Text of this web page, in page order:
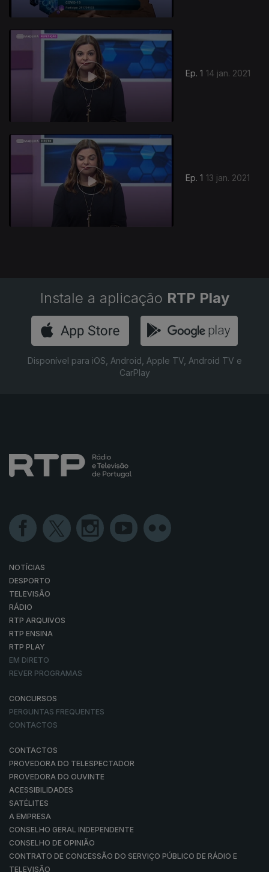
Ep. 1 14 jan. 2021
Ep. 1 13 jan. 2021
517752
Instale a aplicação RTP Play
Disponível para iOS, Android, Apple TV, Android TV e
CarPlay
NOTÍCIAS
DESPORTO
TELEVISÃO
RÁDIO
RTP ARQUIVOS
RTP ENSINA
RTP PLAY
EM DIRETO
REVER PROGRAMAS
CONCURSOS
PERGUNTAS FREQUENTES
CONTACTOS
CONTACTOS
PROVEDORA DO TELESPECTADOR
PROVEDORA DO OUVINTE
ACESSIBILIDADES
SATÉLITES
A EMPRESA
CONSELHO GERAL INDEPENDENTE
CONSELHO DE OPINIÃO
CONTRATO DE CONCESSÃO DO SERVIÇO PÚBLICO DE RÁDIO E
TELEVISÃO